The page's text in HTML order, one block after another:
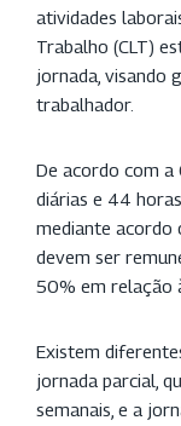
atividades
Trabalho (CLT)
jornada, visando
trabalhador.
De acordo com a
diárias e 44
mediante acordo
devem ser
50% em relação
Existem
jornada parcial,
semanais, e a